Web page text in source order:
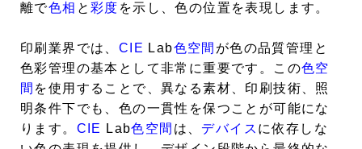
離で色相 と彩度 を示し、色の位置を表現します。
印刷業界では、 CIE Lab色空間 が色の品質管理と
色彩管理の基本として非常に重要です。この色空
間 を使用することで、異なる素材、印刷技術、照
明条件下でも、色の一貫性を保つことが可能にな
ります。 CIE Lab色空間 は、 デバイス に依存しな